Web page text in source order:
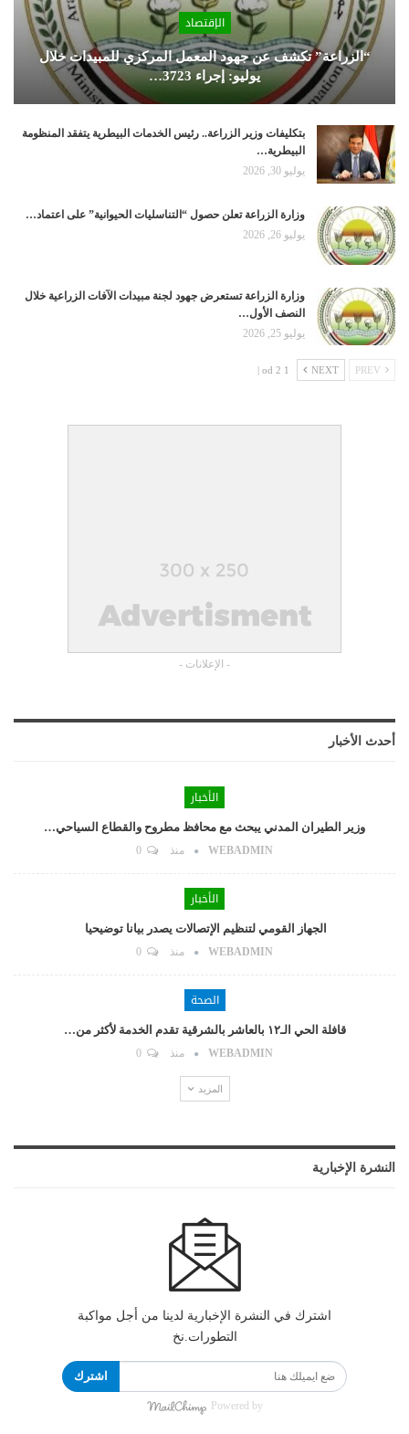
الإقتصاد
“الزراعة” تكشف عن جهود المعمل المركزي للمبيدات خلال
يوليو: إجراء 3723…
بتكليفات وزير الزراعة.. رئيس الخدمات البيطرية يتفقد المنظومة
البيطرية…
يوليو 30, 2026
وزارة الزراعة تعلن حصول “التناسليات الحيوانية” على اعتماد…
يوليو 26, 2026
وزارة الزراعة تستعرض جهود لجنة مبيدات الآفات الزراعية خلال
النصف الأول…
يوليو 25, 2026
NEXT
1 od 2 |
- الإعلانات -
أحدث الأخبار
الأخبار
وزير الطيران المدني يبحث مع محافظ مطروح والقطاع السياحي…
WEBADMIN منذ
الأخبار
الجهاز القومي لتنظيم الإتصالات يصدر بيانا توضيحيا
WEBADMIN منذ
الصحة
قافلة الحي الـ١٢ بالعاشر بالشرقية تقدم الخدمة لأكثر من…
WEBADMIN منذ
المزيد
النشرة الإخبارية
اشترك في النشرة الإخبارية لدينا من أجل مواكبة
التطورات.نخ
اشترك
Powered by